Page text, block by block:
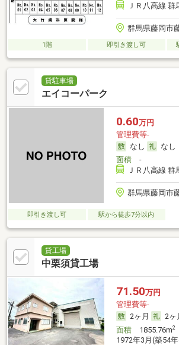
ＪＲ八高線
群馬県藤岡市
1階 即引き渡し可
貸駐車場
エイコーパーク
0.60万円
管理費等-
なし
なし
面積-
ＪＲ八高線
群馬県藤岡市
即引き渡し可 駅から徒歩7分以内
貸工場
中栗須貸工場
71.50万円
管理費等-
2ヶ月
2ヶ
面積1855.76m2
1972年3月(築54